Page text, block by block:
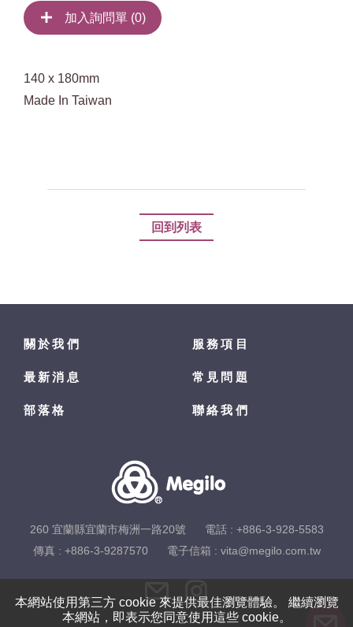
加入詢問單 (0)
140 x 180mm
Made In Taiwan
回到列表
本網站使用第三方 cookie 來提供最佳瀏覽體驗。 繼續瀏覽
本網站，即表示您同意使用這些 cookie。
關於我們 服務項目
最新消息 常見問題
部落格 聯絡我們
260 宜蘭縣宜蘭市梅洲一路20號 電話 : +886-3-928-5583
傳真 : +886-3-9287570
電子信箱 : vita@megilo.com.tw